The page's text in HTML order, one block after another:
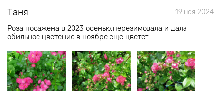
Таня 19 ноя 2024
Роза посажена в 2023 осенью,перезимовала и дала
обильное цветение в ноябре ещё цветёт.